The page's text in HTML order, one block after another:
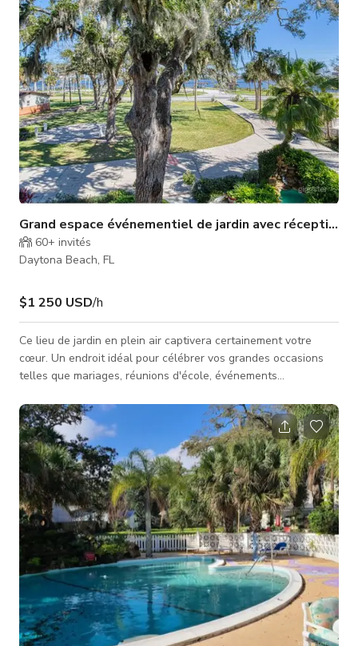
moins que quelqu'un ne passe la nuit. Pour un tarif
personnalisé, v
Grand espace événementiel de jardin avec réception
60+ invités
Daytona Beach, FL
$1 250 USD/h
Ce lieu de jardin en plein air captivera certainement votre
cœur. Un endroit idéal pour célébrer vos grandes occasions
telles que mariages, réunions d'école, événements
d'une zone de réception avec fontaine qui peut être idéale
pour des séances photo. Le prix par heure avec un minimum
de quatre heures inclut la location de sept suites. Toute
activité dans l'espace doit faire partie des invités séjournant à
l'auberg